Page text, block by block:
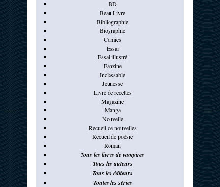
BD
Beau Livre
Bibliographie
Biographie
Comics
Essai
Essai illustré
Fanzine
Inclassable
Jeunesse
Livre de recettes
Magazine
Manga
Nouvelle
Recueil de nouvelles
Recueil de poésie
Roman
Tous les livres de vampires
Tous les auteurs
Tous les éditeurs
Toutes les séries